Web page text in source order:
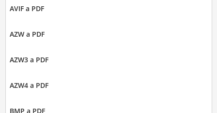
AVIF a PDF
AZW a PDF
AZW3 a PDF
AZW4 a PDF
BMP a PDF